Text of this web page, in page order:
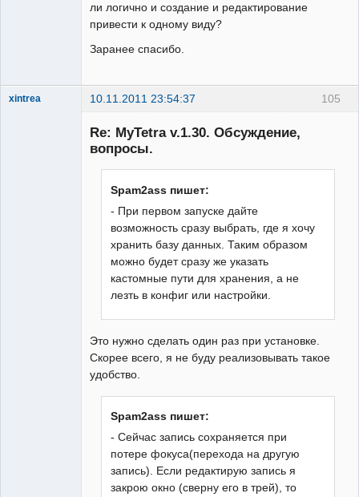
ли логично и создание и редактирование
привести к одному виду?
Заранее спасибо.
105
xintrea 10.11.2011 23:54:37
Re: MyTetra v.1.30. Обсуждение,
вопросы.
Spam2ass пишет:
- При первом запуске дайте
возможность сразу выбрать, где я хочу
хранить базу данных. Таким образом
можно будет сразу же указать
кастомные пути для хранения, а не
лезть в конфиг или настройки.
Это нужно сделать один раз при установке.
Скорее всего, я не буду реализовывать такое
удобство.
Spam2ass пишет:
- Сейчас запись сохраняется при
потере фокуса(перехода на другую
запись). Если редактирую запись я
закрою окно (сверну его в трей), то